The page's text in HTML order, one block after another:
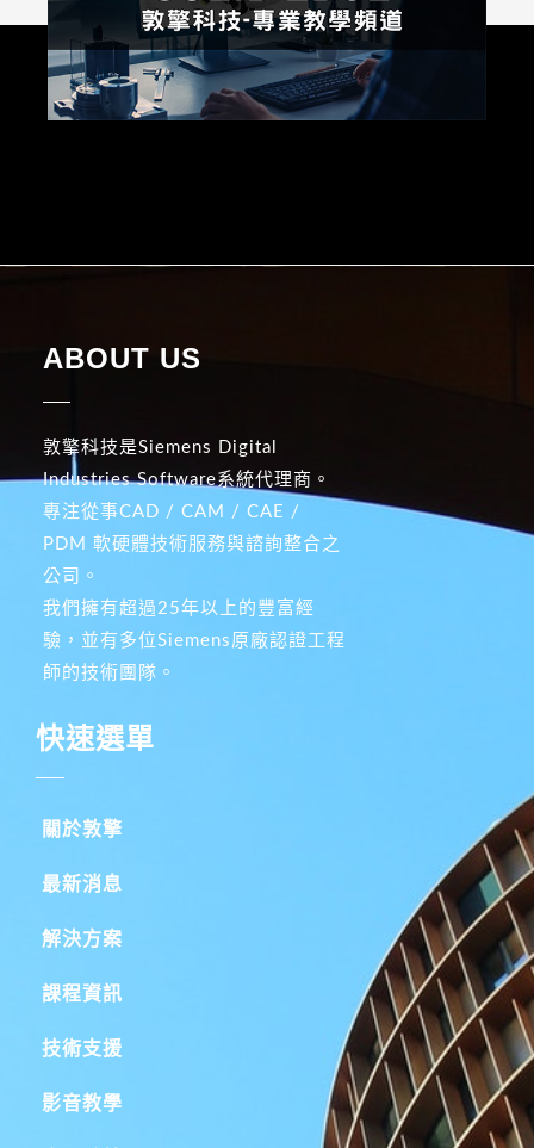
ABOUT US
敦擎科技是Siemens Digital
Industries Software系統代理商。
專注從事CAD / CAM / CAE /
PDM 軟硬體技術服務與諮詢整合之
公司。
我們擁有超過25年以上的豐富經
驗，並有多位Siemens原廠認證工程
師的技術團隊。
快速選單
關於敦擎
最新消息
解決方案
課程資訊
技術支援
影音教學